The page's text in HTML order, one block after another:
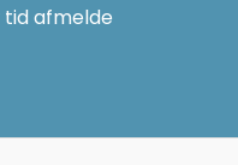
tid afmelde